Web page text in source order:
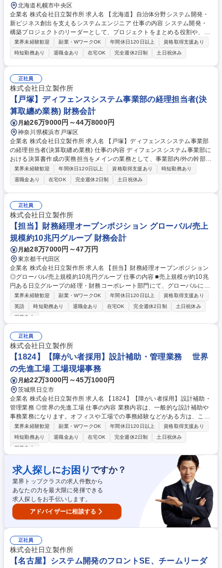
北海道札幌市中央区
企業名 株式会社日立製作所 求人名 【北海道】自治体分野システム開発・
新ビジネス創出を支えるシステムエンジニア 仕事の内容 システム開発・
構築プロジェクトのリーダーとして、プロジェクトをまとめる役割や、稼
働後のシステム運用・保守フェーズも担当していただきます。 【職務詳
細】案件状況に応じて、以下の(1)(2)の職務を遂行していただきます。(1)
システム開発・構築・運用のリーダー、サブリーダー：要件定義/設計・開
発・テスト/移行/運用・保守 (2)自治体ＤＸ，新規ビジネス創出などの提案
活動：顧客の課題・ニーズをヒアリング等により把握し、市場・技術動向
を踏まえソリューションを創出・提案を行います。 募集職種 【北海道】
自治体分野システム開発・新ビジネス創出を支えるシステムエンジニア
業界未経験歓迎 副業・WワークOK 年間休日120日以上
資格取得支援あり
時短勤務あり
退職金あり 在宅OK 完全週休2日制 土日祝休み
正社員
株式会社日立製作所
【戸塚】ディフェンスシステム事業部の経理担当者(決
算取纏め業務) 財務会計
月給26万9000円～44万8000円
神奈川県横浜市戸塚区
企業名 株式会社日立製作所 求人名 【戸塚】ディフェンスシステム事業部
の経理担当者(決算取纏め業務) 仕事の内容 ディフェンスシステム事業部に
おける決算書作成の実務担当をメインの業務として、事業部内/外の幹部報
告の取纏め、定期的に実施される各種監査の取纏め、関連子会社(2社)の財
務部門との連携業務に従事頂きます。 【職務詳細】上長の指示・サポート
の元、下記業務を中心に遂行する。 ■各種情報を収集、整理し決算書作成
■事業部内幹部への業績報告(1回/月)、上位組織への業績報告(1回/四半期)
の取纏め ■各種監査(社内内部監査、会計士監査、税務調査)の取纏め ■関
連子会社への業績ヒアリング(1回/月)、監査実施(1回/年) 募集職種 【戸
塚】ディフェンスシステム事業部の経理担当者(決算取纏め業務)
業界未経験歓迎 年間休日120日以上 資格取得支援あり
時短勤務あり
退職金あり
在宅OK 完全週休2日制 土日祝休み
正社員
株式会社日立製作所
【担当】財務経理オープンポジション グローバル/売上
規模約10兆円グループ 財務会計
月給28万7000円～47万円
東京都千代田区
企業名 株式会社日立製作所 求人名 【担当】財務経理オープンポジション
◎グローバル/売上規模約10兆円グループ 仕事の内容 ■売上規模が約10兆
円ある日立グループの経理・財務コーポレート部門にて、グローバルに成
長し続けるため、日立グループ約600社をまとめた財務戦略をはじめとし
た財務経理をお任せいたします。 【ポジション例】■グローバルの連結子
会社約600社という規模において経理財務システムのDX推進、グループ全
ートファイナンス業務では、企業価値拡大に向けたグループ全体の財務戦
略。 ■グループ各社や各ビジネスユニットの経営戦略やグループ全体の変
革。など 募集職種 【担当】財務経理オープンポジション ◎グローバル/売
上規模約10兆円グループ
業界未経験歓迎 副業・WワークOK 年間休日120日以上
資格取得支援あり
英語
時短勤務あり 退職金あり 在宅OK 完全週休2日制
土日祝休み
服装自由
正社員
株式会社日立製作所
【1824】【障がい者採用】設計補助・管理業務 世界
の先進工場 工場現場事務
月給22万3000円～45万1000円
茨城県日立市
企業名 株式会社日立製作所 求人名 【1824】【障がい者採用】設計補助・
管理業務 ◎世界の先進工場 仕事の内容 業務内容は、一般的な設計補助や
事務業務になります。オフィスや工場での事務経験などがある方は、これ
までのご経験と、希望する配慮事項などを踏まえて、選考を通じて柔軟に
担当業務を決めていきます。 ■設計補助：マニュアルやデータのチェッ
ク・入力など、設計開発チームのサポート ・社内システムの検証や入力作
業務 ■納期管理業務：仕入先との納期確認やスケジュール調整（メール・
電話対応）・部品の手配や納期のやり取りなどの調整業務 ■庶務、秘書業
務：一般事務・サポート業務 ・スケジュール調整など 募集職種 【1824】
【障がい者採用】設計補助・管理業務 ◎世界の先進工場
業界未経験歓迎 副業・WワークOK 年間休日120日以上
資格取得支援あり
時短勤務あり
退職金あり 在宅OK 完全週休2日制
土日祝休み
服装自由
求人探しにお困り ですか？
業界トップクラスの求人件数から
あなたの力を最大限に発揮できる
求人探しをお手伝いします。
アドバイザーに相談する
正社員
株式会社日立製作所
【名古屋】システム開発のフロントSE、チームリーダ